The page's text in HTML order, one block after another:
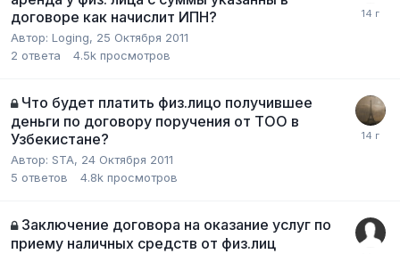
договоре как начислит ИПН?
Автор: Loging, 25 Октября 2011
2 ответа 4.5k просмотров
Что будет платить физ.лицо получившее
деньги по договору поручения от ТОО в
Узбекистане?
Автор: STA, 24 Октября 2011
5 ответов 4.8k просмотров
Заключение договора на оказание услуг по
приему наличных средств от физ.лиц